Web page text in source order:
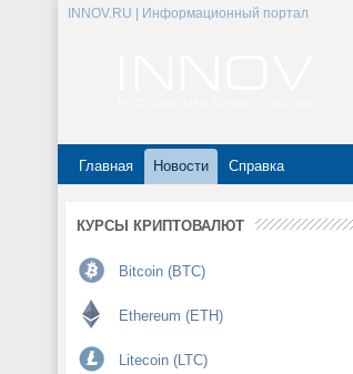
INNOV.RU | Информационный портал
Главная Новости Справка
КУРСЫ КРИПТОВАЛЮТ
Bitcoin (BTC)
Ethereum (ETH)
Litecoin (LTC)